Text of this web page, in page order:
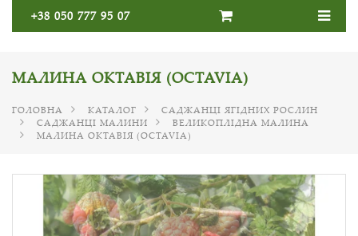
+38 050 777 95 07
МАЛИНА ОКТАВІЯ (OCTAVIA)
ГОЛОВНА КАТАЛОГ
САДЖАНЦІ ЯГІДНИХ РОСЛИН
САДЖАНЦІ МАЛИНИ
ВЕЛИКОПЛІДНА МАЛИНА
МАЛИНА ОКТАВІЯ (OCTAVIA)